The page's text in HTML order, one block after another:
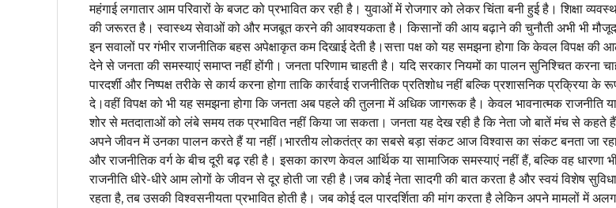
महंगाई लगातार आम परिवारों के बजट को प्रभावित कर रही है। युवाओं में रोजगार को लेकर चिंता बनी हुई है। शिक्षा
की जरूरत है। स्वास्थ्य सेवाओं को और मजबूत करने की आवश्यकता है। किसानों की आय बढ़ाने की चुनौती अभी भी
इन सवालों पर गंभीर राजनीतिक बहस अपेक्षाकृत कम दिखाई देती है।सत्ता पक्ष को यह समझना होगा कि केवल विपक्ष की
देने से जनता की समस्याएं समाप्त नहीं होंगी। जनता परिणाम चाहती है। यदि सरकार नियमों का पालन सुनिश्चित करना
पारदर्शी और निष्पक्ष तरीके से कार्य करना होगा ताकि कार्रवाई राजनीतिक प्रतिशोध नहीं बल्कि प्रशासनिक प्रक्रिया के
दे।वहीं विपक्ष को भी यह समझना होगा कि जनता अब पहले की तुलना में अधिक जागरूक है। केवल भावनात्मक राजनीति
शोर से मतदाताओं को लंबे समय तक प्रभावित नहीं किया जा सकता। जनता यह देख रही है कि नेता जो बातें मंच से कहते
अपने जीवन में उनका पालन करते हैं या नहीं।भारतीय लोकतंत्र का सबसे बड़ा संकट आज विश्वास का संकट बनता जा
और राजनीतिक वर्ग के बीच दूरी बढ़ रही है। इसका कारण केवल आर्थिक या सामाजिक समस्याएं नहीं हैं, बल्कि वह धारणा
राजनीति धीरे-धीरे आम लोगों के जीवन से दूर होती जा रही है।जब कोई नेता सादगी की बात करता है और स्वयं विशेष
रहता है, तब उसकी विश्वसनीयता प्रभावित होती है। जब कोई दल पारदर्शिता की मांग करता है लेकिन अपने मामलों में